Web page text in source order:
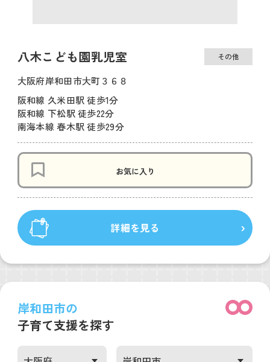
八木こども園乳児室 その他
大阪府岸和田市大町３６８
阪和線 久米田駅 徒歩1分
阪和線 下松駅 徒歩22分
南海本線 春木駅 徒歩29分
お気に入り
詳細を見る
岸和田市の
子育て支援を探す